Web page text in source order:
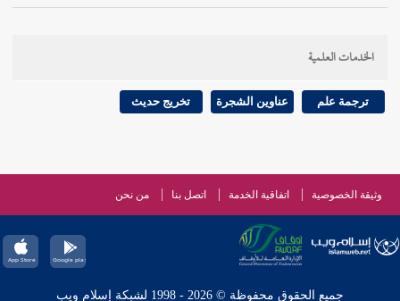
الخدمات العلمية
ترجمة علم عناوين الشجرة تخريج حديث
وثيقة الخصوصية اتفاقية الخدمة اتصل بنا من نحن
جميع الحقوق محفوظة © 2026 - 1998 لشبكة إسلام ويب